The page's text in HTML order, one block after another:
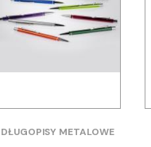
DŁUGOPISY METALOWE